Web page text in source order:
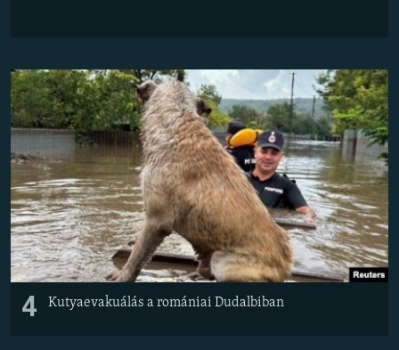
4 Kutyaevakuálás a romániai Dudalbiban